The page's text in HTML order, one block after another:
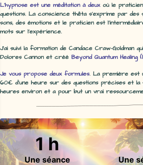
L'hypnose est une méditation à deux où le
questions. La conscience thêta s'exprime par des
sons, des émotions et le praticien est
mots sur l'expérience.
J'ai suivi la formation de Candace Craw-Goldman
Dolores Cannon et créé Beyond Quantum Healing
Je vous propose deux formules. La première est
60€ d'une heure sur des questions précises et
heures environ et a pour but un vrai
1 h
Une séance
Une